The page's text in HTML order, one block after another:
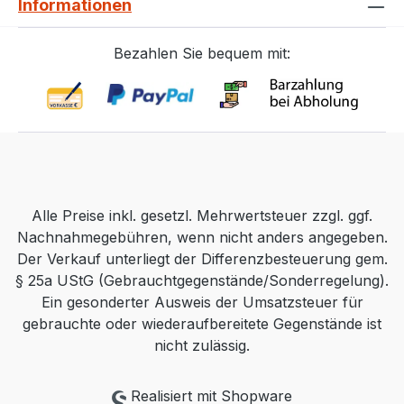
Swiss-Reiniger® verwendet wurde. Es ist
oder Möbel-Wachs verwendet wurde.
ÜBRIGENS: Das Möbel-Poliertuch eignet
sich dank seiner weichen und fusselfreien
Informationen
Bezahlen Sie bequem mit:
Alle Preise inkl. gesetzl. Mehrwertsteuer zzgl. ggf.
Nachnahmegebühren, wenn nicht anders angegeben.
Der Verkauf unterliegt der Differenzbesteuerung gem.
§ 25a UStG (Gebrauchtgegenstände/Sonderregelung).
Ein gesonderter Ausweis der Umsatzsteuer für
gebrauchte oder wiederaufbereitete Gegenstände ist
nicht zulässig.
Realisiert mit Shopware